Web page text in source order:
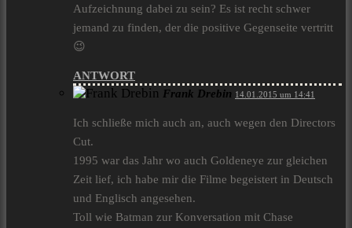
Aufzeichnung dabei zu sein? Es ist recht schwer
jemand zu finden, der die positive Gegenseite vertritt
😉
ANTWORT
Frank Drebin 14.01.2015 um 14:41
Ich schließe mich auch an, auch wegen den Directors
Cut.
1995 war das Jahr wo auch Goldeneye zur gleichen
Zeit lief, ich habe mir die Filme begeistert in Deutsch
und Englisch angesehen.
Toll wie Batman zur Konversation mit Chase